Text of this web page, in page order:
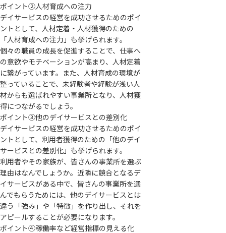
ポイント②人材育成への注力
デイサービスの経営を成功させるためのポイ
ントとして、人材定着・人材獲得のための
「人材育成への注力」も挙げられます。
個々の職員の成長を促進することで、仕事へ
の意欲やモチベーションが高まり、人材定着
に繋がっています。また、人材育成の環境が
整っていることで、未経験者や経験が浅い人
材からも選ばれやすい事業所となり、人材獲
得につながるでしょう。
ポイント③他のデイサービスとの差別化
デイサービスの経営を成功させるためのポイ
ントとして、利用者獲得のための「他のデイ
サービスとの差別化」も挙げられます。
利用者やその家族が、皆さんの事業所を選ぶ
理由はなんでしょうか。近隣に競合となるデ
イサービスがある中で、皆さんの事業所を選
んでもらうためには、他のデイサービスとは
違う「強み」や「特徴」を作り出し、それを
アピールすることが必要になります。
ポイント④稼働率など経営指標の見える化